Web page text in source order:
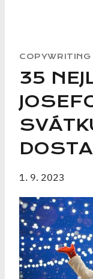
COPYWRITING
35
1. 9. 2023